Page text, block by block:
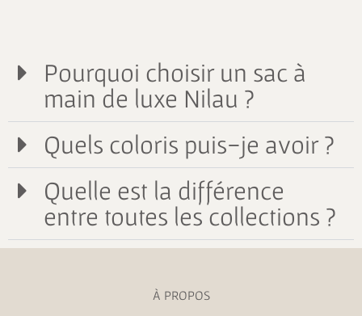
Pourquoi choisir un sac à
main de luxe Nilau ?
Quels coloris puis-je avoir ?
Quelle est la différence
entre toutes les collections ?
À PROPOS